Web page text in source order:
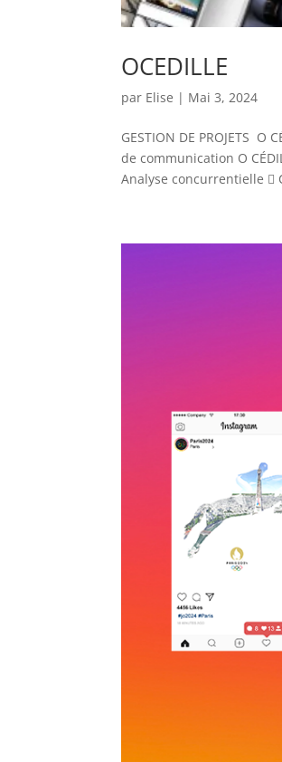
OCEDILLE
par Elise | Mai 3, 2024
GESTION DE PROJETS O
de communication O
Analyse concurrentielle 